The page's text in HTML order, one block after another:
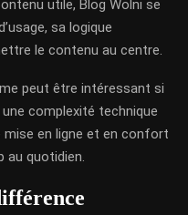
utile, Blog Wolni se
sa logique
le contenu au centre.
peut être intéressant si
complexité technique
mise en ligne et en confort
au quotidien.